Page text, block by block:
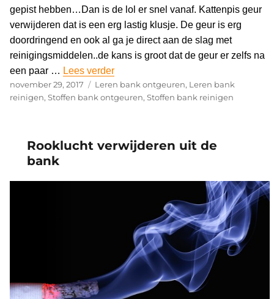
gepist hebben…Dan is de lol er snel vanaf. Kattenpis geur
verwijderen dat is een erg lastig klusje. De geur is erg
doordringend en ook al ga je direct aan de slag met
reinigingsmiddelen..de kans is groot dat de geur er zelfs na
een paar … Lees verder“Kattenpis geur verwijderen”
Geplaatst
op
november 29, 2017 Categorieën
Leren bank ontgeuren, Leren bank
reinigen, Stoffen bank ontgeuren, Stoffen bank reinigen
Rooklucht verwijderen uit de
bank